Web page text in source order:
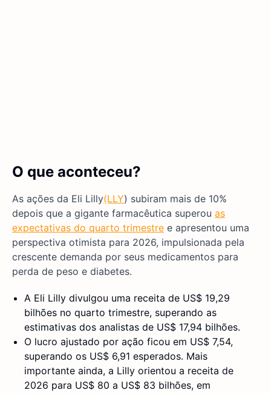
O que aconteceu?
As ações da Eli Lilly(LLY) subiram mais de 10%
depois que a gigante farmacêutica superou as
expectativas do quarto trimestre e apresentou uma
perspectiva otimista para 2026, impulsionada pela
crescente demanda por seus medicamentos para
perda de peso e diabetes.
A Eli Lilly divulgou uma receita de US$ 19,29
bilhões no quarto trimestre, superando as
estimativas dos analistas de US$ 17,94 bilhões.
O lucro ajustado por ação ficou em US$ 7,54,
superando os US$ 6,91 esperados. Mais
importante ainda, a Lilly orientou a receita de
2026 para US$ 80 a US$ 83 bilhões, em